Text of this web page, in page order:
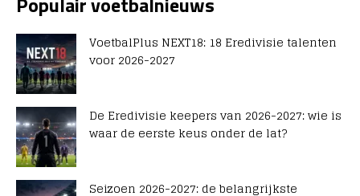
VoetbalPlus NEXT18: 18 Eredivisie talenten
voor 2026-2027
De Eredivisie keepers van 2026-2027: wie is
waar de eerste keus onder de lat?
Seizoen 2026-2027: de belangrijkste